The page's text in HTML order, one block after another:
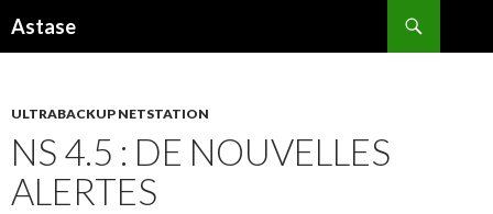
Astase
ULTRABACKUP NETSTATION
NS 4.5 : DE NOUVELLES
ALERTES